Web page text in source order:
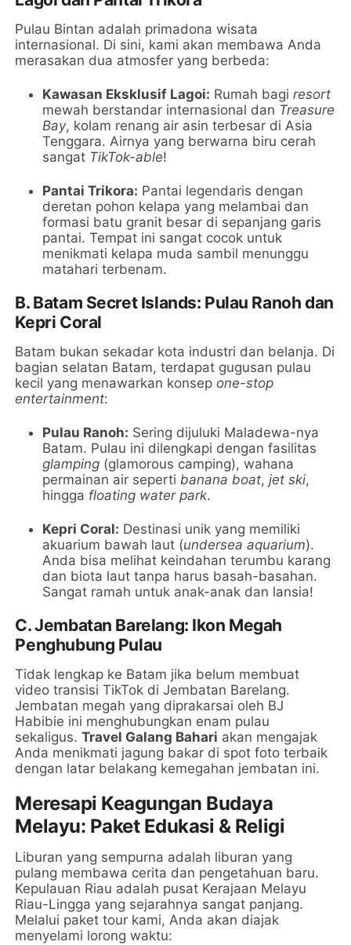
Pulau Bintan adalah primadona wisata
internasional. Di sini, kami akan membawa Anda
merasakan dua atmosfer yang berbeda:
Kawasan Eksklusif Lagoi: Rumah bagiresort
mewah berstandar internasional dan Treasure
Bay, kolam renang air asin terbesar di Asia
Tenggara. Airnya yang berwarna biru cerah
sangat TikTok-able!
Pantai Trikora: Pantai legendaris dengan
deretan pohon kelapa yang melambai dan
formasi batu granit besar di sepanjang garis
pantai. Tempat ini sangat cocok untuk
menikmati kelapa muda sambil menunggu
matahari terbenam.
B. Batam Secret Islands: Pulau Ranoh dan
Kepri Coral
Batam bukan sekadar kota industri dan belanja. Di
bagian selatan Batam, terdapat gugusan pulau
kecil yang menawarkan konsepone-stop
entertainment:
Pulau Ranoh: Sering dijuluki Maladewa-nya
Batam. Pulau ini dilengkapi dengan fasilitas
glamping (glamorous camping), wahana
permainan air sepertibanana boat,jet ski,
hingga floating water park.
Kepri Coral: Destinasi unik yang memiliki
akuarium bawah laut (undersea aquarium).
Anda bisa melihat keindahan terumbu karang
dan biota laut tanpa harus basah-basahan.
Sangat ramah untuk anak-anak dan lansia!
C. Jembatan Barelang: Ikon Megah
Penghubung Pulau
Tidak lengkap ke Batam jika belum membuat
video transisi TikTok di Jembatan Barelang.
Jembatan megah yang diprakarsai oleh BJ
Habibie ini menghubungkan enam pulau
sekaligus.Travel Galang Bahari akan mengajak
Anda menikmati jagung bakar di spot foto terbaik
dengan latar belakang kemegahan jembatan ini.
Meresapi Keagungan Budaya
Melayu: Paket Edukasi & Religi
Liburan yang sempurna adalah liburan yang
pulang membawa cerita dan pengetahuan baru.
Kepulauan Riau adalah pusat Kerajaan Melayu
Riau-Lingga yang sejarahnya sangat panjang.
Melalui paket tour kami, Anda akan diajak
menyelami lorong waktu: